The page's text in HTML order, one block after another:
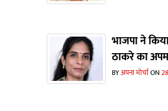
भाजपा ने
ठाकरे का
BYअपना मोर्चाON